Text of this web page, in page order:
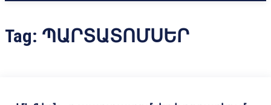
Tag: ՊԱՐՏԱՏՈՄՍԵՐ